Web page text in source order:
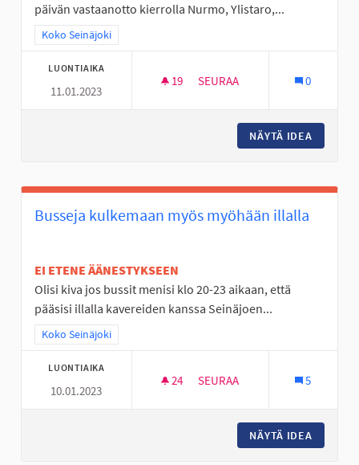
päivän vastaanotto kierrolla Nurmo, Ylistaro,...
Rajaa tulokset teeman mukaan: Koko Seinäjoki
Koko Seinäjoki
LUONTIAIKA
11.01.2023
19 19 SEURAAJAA
SEURAA 0
NÄYTÄ IDEA
Busseja kulkemaan myös myöhään illalla
EI ETENE ÄÄNESTYKSEEN
Olisi kiva jos bussit menisi klo 20-23 aikaan, että
pääsisi illalla kavereiden kanssa Seinäjoen...
Rajaa tulokset teeman mukaan: Koko Seinäjoki
Koko Seinäjoki
LUONTIAIKA
10.01.2023
24 24 SEURAAJAA
SEURAA 5
NÄYTÄ IDEA